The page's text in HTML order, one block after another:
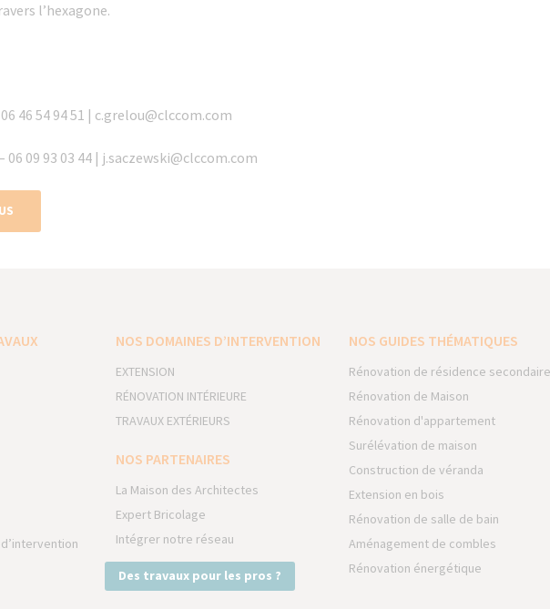
l’hexagone.
46 54 94 51 | c.grelou@clccom.com
06 09 93 03 44 | j.saczewski@clccom.com
NOS DOMAINES D’INTERVENTION
EXTENSION
RÉNOVATION INTÉRIEURE
TRAVAUX EXTÉRIEURS
NOS PARTENAIRES
La Maison des Architectes
Expert Bricolage
Intégrer notre réseau
Des travaux pour les pros ?
NOS GUIDES THÉMATIQUES
Rénovation de résidence secondaire
Rénovation de Maison
Rénovation d'appartement
Surélévation de maison
Construction de véranda
Extension en bois
Rénovation de salle de bain
Aménagement de combles
Rénovation énergétique